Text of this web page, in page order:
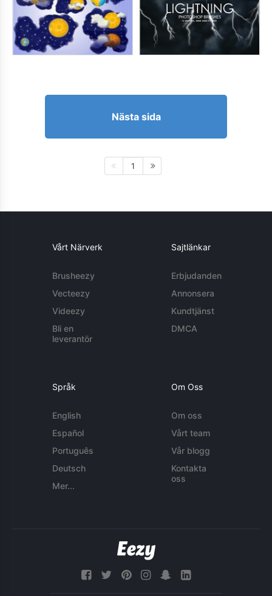
Nästa sida
1
Vårt Närverk
Brusheezy
Vecteezy
Videezy
Bli en
leverantör
Sajtlänkar
Erbjudanden
Annonsera
Kundtjänst
DMCA
Språk
English
Español
Português
Deutsch
Mer...
Om Oss
Om oss
Vårt team
Vår blogg
Kontakta
oss